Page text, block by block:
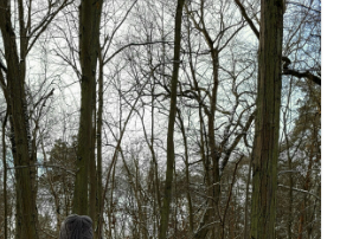
तीर्थ स्थल, दर्शन स्थल और पहुंच मार्ग
खाने के शौकीनों के लिए कश्मीर के 5 बेहतरीन
स्वादिष्ट व्यंजन
August 6, 2026 1 Comment